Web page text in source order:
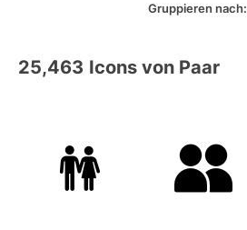
Gruppieren nach:
25,463 Icons von Paar